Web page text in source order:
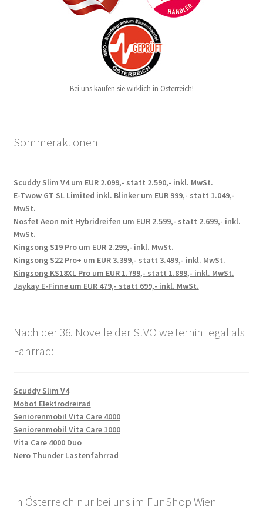
Bei uns kaufen sie wirklich in Österreich!
Sommeraktionen
Scuddy Slim V4 um EUR 2.099,- statt 2.590,- inkl. MwSt.
E-Twow GT SL Limited inkl. Blinker um EUR 999,- statt 1.049,-
MwSt.
Nosfet Aeon mit Hybridreifen um EUR 2.599,- statt 2.699,- inkl.
MwSt.
Kingsong S19 Pro um EUR 2.299,- inkl. MwSt.
Kingsong S22 Pro+ um EUR 3.399,- statt 3.499,- inkl. MwSt.
Kingsong KS18XL Pro um EUR 1.799,- statt 1.899,- inkl. MwSt.
Jaykay E-Finne um EUR 479,- statt 699,- inkl. MwSt.
Nach der 36. Novelle der StVO weiterhin legal als
Fahrrad:
Scuddy Slim V4
Mobot Elektrodreirad
Seniorenmobil Vita Care 4000
Seniorenmobil Vita Care 1000
Vita Care 4000 Duo
Nero Thunder Lastenfahrrad
In Österreich nur bei uns im FunShop Wien